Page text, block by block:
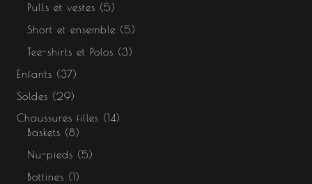
Pulls et vestes
5
Short et ensemble
5
Tee-shirts et Polos
3
Enfants
37
Soldes
29
Chaussures filles
14
Baskets
8
Nu-pieds
5
Bottines
1